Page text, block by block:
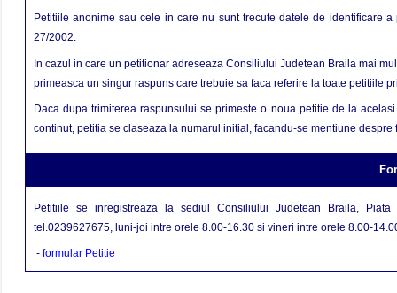
Petitiile anonime sau cele in care nu sunt trecute datele de identificare
27/2002.
In cazul in care un petitionar adreseaza Consiliului Judetean Braila mai
primeasca un singur raspuns care trebuie sa faca referire la toate petitiile
Daca dupa trimiterea raspunsului se primeste o noua petitie de la
continut, petitia se claseaza la numarul initial, facandu-se mentiune despre
Petitiile se inregistreaza la sediul Consiliului Judetean Braila,
tel.0239627675, luni-joi intre orele 8.00-16.30 si vineri intre orele 8.00-
-formular Petitie